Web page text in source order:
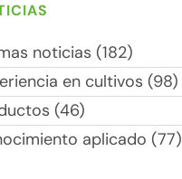
noticias (182)
en cultivos (98)
(46)
aplicado (77)